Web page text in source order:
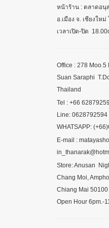
หน้าร้าน : ตลาดอ
อ.เมือง จ. เชียงให
เวลาเปิด-ปิด
Office : 278 Moo.5
Suan Saraphi
Thailand
Tel : +66
Line:
WHATSAPP:
E-mail :
Store: Anusan
Chang Moi,
Chiang Mai
Open Hour 6pm.-